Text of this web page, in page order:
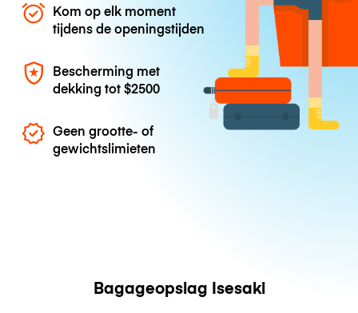
Kom op elk moment
tijdens de openingstijden
Bescherming met
dekking tot$2500
Geen grootte- of
gewichtslimieten
Bagageopslag Isesaki